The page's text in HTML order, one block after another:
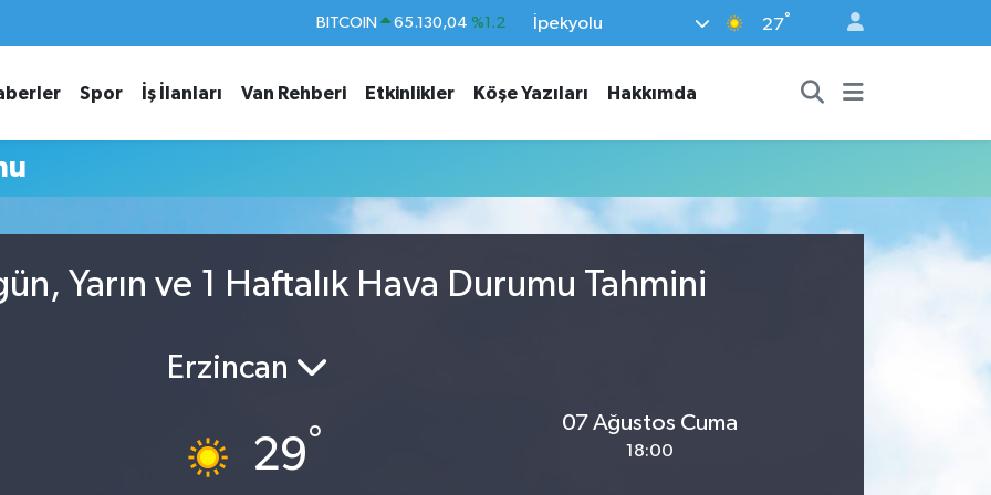
BITCOIN 65.130,04 %1.2
EURO 55,1652 %0.27
STERLİN 64,4046 %0.35
13.773
İpekyolu 27°
Spor İş İlanları Van Rehberi Etkinlikler Köşe Yazıları Hakkımda
Yarın ve 1 Haftalık Hava Durumu Tahmini
Erzincan
29°
07 Ağustos Cuma
18:00